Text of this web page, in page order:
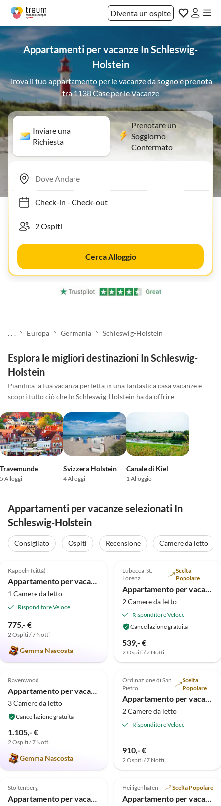
Diventa un ospite
Appartamenti per vacanze In Schleswig-
Holstein
Trova il tuo appartamento per le vacanze da sogno e prenota
tra 1138 Case per le Vacanze
Inviare una
Richiesta
Prenotare un
Soggiorno
Confermato
Check-in- Check-out
Cerca Alloggio
. . . Europa Germania Schleswig-Holstein
Esplora le migliori destinazioni In Schleswig-
Holstein
Pianifica la tua vacanza perfetta in una fantastica casa vacanze e
scopri tutto ciò che In Schleswig-Holstein ha da offrire
Travemunde
5 Alloggi
Svizzera Holstein
4 Alloggi
Canale di Kiel
1 Alloggio
Appartamenti per vacanze selezionati In
Schleswig-Holstein
Consigliato Ospiti Recensione Camere da letto
Annuncio in
Alto
Kappeln (città)
1 Camere da letto
Risponditore Veloce
775,- €
2 Ospiti / 7 Notti
Gemma Nascosta
Annuncio in
Alto
Lubecca-St.
Lorenz
Scelta
Popolare
2 Camere da letto
Risponditore Veloce
Cancellazione gratuita
539,- €
2 Ospiti / 7 Notti
Accetta cani
Alto
4.9 (14)
Ravenwood
3 Camere da letto
Cancellazione gratuita
1.105,- €
2 Ospiti / 7 Notti
Gemma Nascosta
Alto
4.9 (11)
Ordinazione di San
Pietro
Scelta
Popolare
2 Camere da letto
Risponditore Veloce
910,- €
2 Ospiti / 7 Notti
Alto
4.5 (8)
Stoltenberg
Alto
5.0 (8)
Heiligenhafen Scelta Popolare